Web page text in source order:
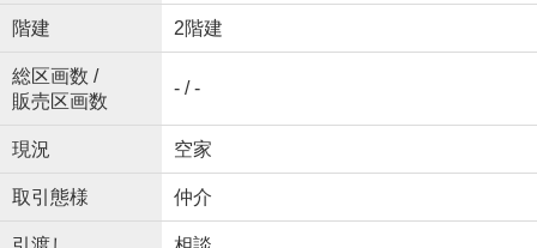
階建 2階建
総区画数 /
販売区画数
- / -
現況 空家
取引態様 仲介